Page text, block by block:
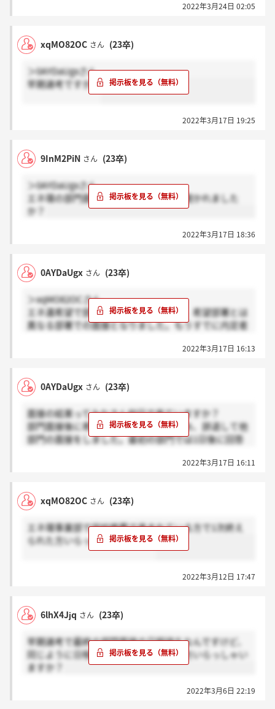
・その後にこの文章を思い出せるように箇条書きに要
・最初の3分練習は無制限に練習できるので(練習質問
は無視して本番の回答の練習をすれば良い)、何回も
番の録画をすれば良いと思います。
回しとかは気にせず、一気に最後まで伝えたいことが
スチャー(ex. 3つあります。 指を使って表すなど)を使
ったり、表情豊かに話したりするといいんじゃないで
すかね。
抑揚とかは、YouTubeで国際協力師として活躍してい
る”原貫太”さんをイメージしながら話してみました。
2022年3月24日 02:05
xqMO82OC さん (23卒)
＞0AYDaUgxさん
早期選考ですか？
2022年3月17日 19:25
9InM2PiN さん (23卒)
＞0AYDaUgxさん
エネ環の部門面接はどういったことを聞かれました
か？
2022年3月17日 18:36
0AYDaUgx さん (23卒)
＞xqMO82OCさん
エネ還希望で部門面接まで行いました。希望部署とは
異なる部署での面接となりました。もうすでに内定者
2022年3月17日 16:13
0AYDaUgx さん (23卒)
面接の結果ってみなさん何日で来ていますか？
部門面接後に希望部署ではなかったため、辞退して他
部門の面接をしました。最初の部門では1日後に回答
2022年3月17日 16:11
xqMO82OC さん (23卒)
エネ環事業部で学校推薦で進まれている方で1次終え
られた方いらっしゃいますか？
2022年3月12日 17:47
6lhX4Jjq さん (23卒)
早期選考で最終の部門面接の日程待ちなんですけど、
同じように日程の連絡がまだ来てない方いらっしゃい
ますか？
2022年3月6日 22:19